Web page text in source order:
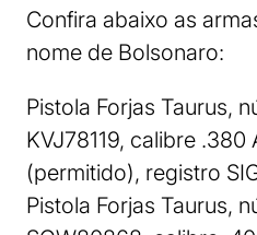
Confira abaixo as
nome de Bolsonaro:
Pistola Forjas Taurus,
KVJ78119, calibre .380
(permitido), registro
Pistola Forjas Taurus,